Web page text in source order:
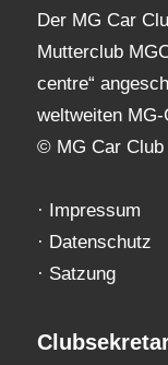
Der MG Car
Mutterclub
centre“
weltweiten MG-
© MG Car Club
· Impressum
· Datenschutz
· Satzung